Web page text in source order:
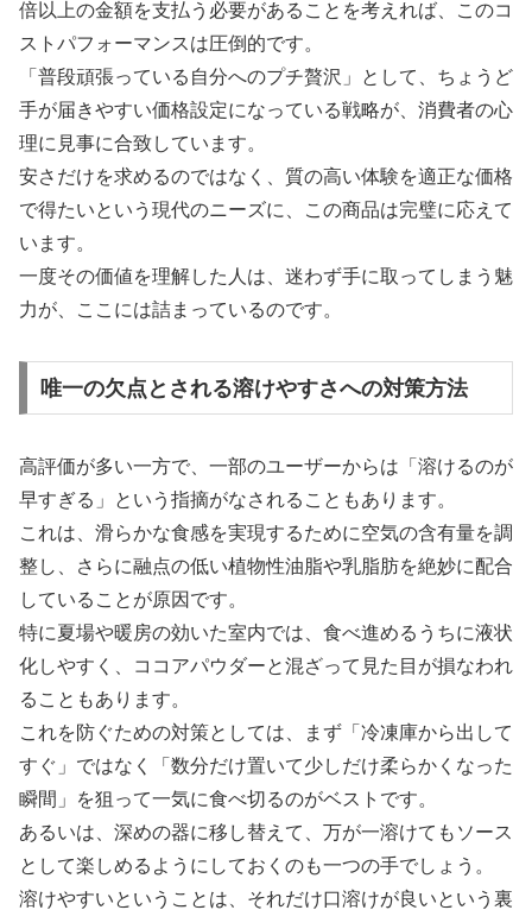
倍以上の金額を支払う必要があることを考えれば、このコ
ストパフォーマンスは圧倒的です。
「普段頑張っている自分へのプチ贅沢」として、ちょうど
手が届きやすい価格設定になっている戦略が、消費者の心
理に見事に合致しています。
安さだけを求めるのではなく、質の高い体験を適正な価格
で得たいという現代のニーズに、この商品は完璧に応えて
います。
一度その価値を理解した人は、迷わず手に取ってしまう魅
力が、ここには詰まっているのです。
唯一の欠点とされる溶けやすさへの対策方法
高評価が多い一方で、一部のユーザーからは「溶けるのが
早すぎる」という指摘がなされることもあります。
これは、滑らかな食感を実現するために空気の含有量を調
整し、さらに融点の低い植物性油脂や乳脂肪を絶妙に配合
していることが原因です。
特に夏場や暖房の効いた室内では、食べ進めるうちに液状
化しやすく、ココアパウダーと混ざって見た目が損なわれ
ることもあります。
これを防ぐための対策としては、まず「冷凍庫から出して
すぐ」ではなく「数分だけ置いて少しだけ柔らかくなった
瞬間」を狙って一気に食べ切るのがベストです。
あるいは、深めの器に移し替えて、万が一溶けてもソース
として楽しめるようにしておくのも一つの手でしょう。
溶けやすいということは、それだけ口溶けが良いという裏